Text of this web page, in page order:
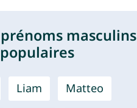
masculins
populaires
Liam Matteo